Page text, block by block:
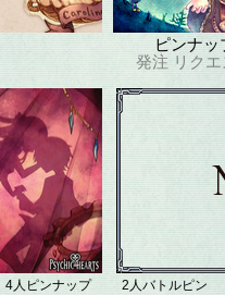
ピンナッ
発注 リク
4人ピンナップ
2人バトルピン